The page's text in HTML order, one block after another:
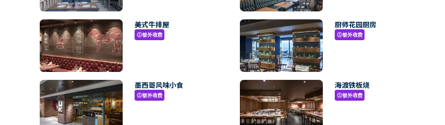
美式牛排屋
paid额外收费
厨师花园厨房
paid额外收费
墨西哥风味小食
paid额外收费
海渡铁板烧
paid额外收费